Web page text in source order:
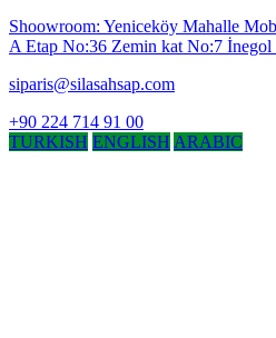
Shoowroom: Yeniceköy Mahalle
A Etap No:36 Zemin kat No:7
siparis@silasahsap.com
+90 224 714 91 00
TURKISH ENGLISH ARABIC